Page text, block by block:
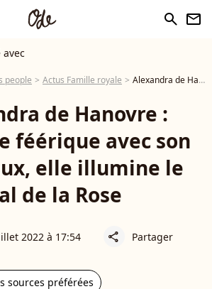
search newsletter
avec
people Actus Famille royale Alexandra de Hanovre : Princesse féérique avec son amoureux, elle illumine le Bal de la Rose
de Hanovre :
féérique avec son
elle illumine le
de la Rose
2022 à 17:54 share Partager
sources préférées